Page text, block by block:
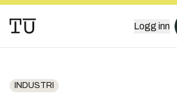
Logg inn
INDUSTRI